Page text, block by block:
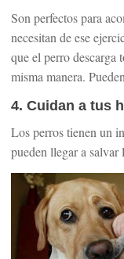
Son perfectos para
necesitan de ese
que el perro descarga
misma manera.
4. Cuidan a tus
Los perros tienen un
pueden llegar a salvar